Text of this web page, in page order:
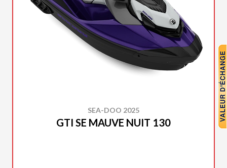
SEA-DOO 2025
GTI SE MAUVE NUIT 130